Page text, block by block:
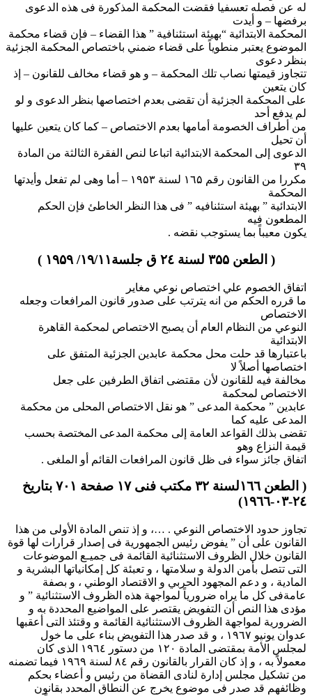
له عن فصله تعسفيا فقضت المحكمة المذكورة فى هذه الدعوى
برفضها – و أيدت
المحكمة الابتدائية “بهيئة استئنافية ” هذا القضاء – فإن قضاء محكمة
الموضوع يعتبر منطوياً على قضاء ضمني باختصاص المحكمة الجزئية
بنظر دعوى
تتجاوز قيمتها نصاب تلك المحكمة – و هو قضاء مخالف للقانون – إذ
كان يتعين
على المحكمة الجزئية أن تقضى بعدم اختصاصها بنظر الدعوى و لو
لم يدفع أحد
من أطراف الخصومة أمامها بعدم الاختصاص – كما كان يتعين عليها
أن تحيل
الدعوى إلى المحكمة الابتدائية اتباعا لنص الفقرة الثالثة من المادة
۳۹
مكررا من القانون رقم ۱٦۵ لسنة ۱۹۵۳ – أما وهى لم تفعل وأيدتها
المحكمة
الابتدائية ” بهيئة استئنافيه ” فى هذا النظر الخاطئ فإن الحكم
المطعون فيه
يكون معيباً بما يستوجب نقضه .
( الطعن ۳۵۵ لسنة ۲٤ ق جلسة۱۹/۱۱/ ۱۹۵۹ )
اتفاق الخصوم علي اختصاص نوعي مغاير
ما قرره الحكم من انه يترتب على صدور قانون المرافعات وجعله
الاختصاص
النوعي من النظام العام أن يصبح الاختصاص لمحكمة القاهرة
الابتدائية
باعتبارها قد حلت محل محكمة عابدين الجزئية المتفق على
اختصاصها أصلاً لا
مخالفة فيه للقانون لأن مقتضى اتفاق الطرفين على جعل
الاختصاص لمحكمة
عابدين ” محكمة المدعى ” هو نقل الاختصاص المحلى من محكمة
المدعى عليه كما
تقضى بذلك القواعد العامة إلى محكمة المدعى المختصة بحسب
قيمة النزاع وهو
اتفاق جائز سواء فى ظل قانون المرافعات القائم أو الملغى .
( الطعن ۱٦٦لسنة ۳۲ مكتب فنى ۱۷ صفحة ۷۰۱ بتاريخ
۲٤-۰۳-۱۹٦٦)
تجاوز حدود الاختصاص النوعي . …، و إذ تنص المادة الأولى من هذا
القانون على أن ” يفوض رئيس الجمهورية فى إصدار قرارات لها قوة
القانون خلال الظروف الاستثنائية القائمة فى جميـع الموضوعات
التى تتصل بأمن الدولة و سلامتها ، و تعبئة كل إمكانياتها البشرية و
المادية ، و دعم المجهود الحربي و الاقتصاد الوطني ، و بصفة
عامةفى كل ما يراه ضرورياً لمواجهة هذه الظروف الاستثنائية ” و
مؤدى هذا النص أن التفويض يقتصر على المواضيع المحددة به و
الضرورية لمواجهة الظروف الاستثنائية القائمة و وقتئذ التى أعقبها
عدوان يونيو ۱۹٦۷ ، و قد صدر هذا التفويض بناء على ما خول
لمجلس الأمة بمقتضى المادة ۱۲۰ من دستور ۱۹٦٤ الذى كان
معمولاً به ، و إذ كان القرار بالقانون رقم ۸٤ لسنة ۱۹٦۹ فيما تضمنه
من تشكيل مجلس إدارة لنادى القضاة من رئيس و أعضاء بحكم
وظائفهم قد صدر فى موضوع يخرج عن النطاق المحدد بقانون